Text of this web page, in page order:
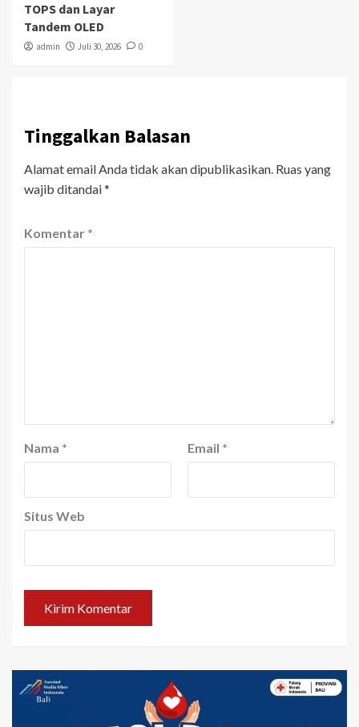
TOPS dan Layar
Tandem OLED
admin Juli 30, 2026 0
Tinggalkan Balasan
Alamat email Anda tidak akan dipublikasikan. Ruas yang
wajib ditandai*
Komentar *
Nama * Email *
Situs Web